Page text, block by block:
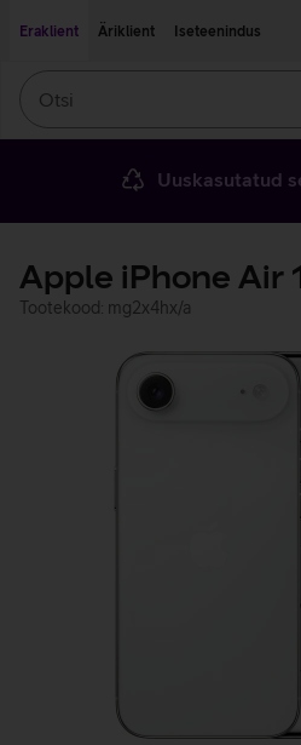
Eraklient
Äriklient Iseteenindus
Uuskasutatud
Apple iPhone Air
Tootekood: mg2x4hx/a